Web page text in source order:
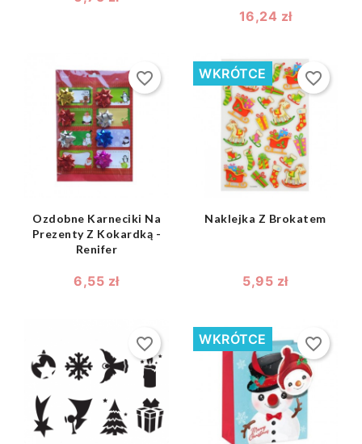
16,24 zł
shopping_bag 
Ozdobne Karneciki Na
Prezenty Z Kokardką -
Renifer
6,55 zł
favorite_border
shopping_bag 
Naklejka Z Brokatem
5,95 zł
WKRÓTCE favorite_border
favorite_border
shopping_bag 
WKRÓTCE favorite_border